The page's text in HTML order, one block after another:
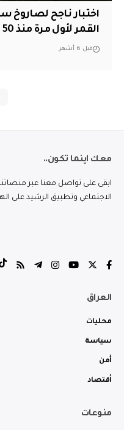
اختبار ناجح لصاروخ
القمر لأول مرة منذ 50 عاماً
قبل 6 أشهر
معك اينما تكون..
ابقى على تواصل معنا عبر
الاجتماعي وتطبيق الرشيد على
العراق
محليات
سياسة
أمن
أقتصاد
منوعات